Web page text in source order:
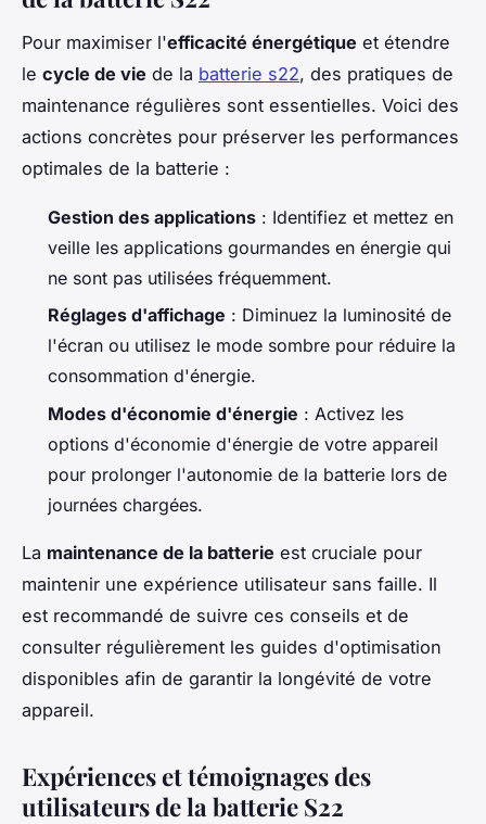
Pour maximiser l'efficacité énergétique et étendre
le cycle de vie de la batterie s22, des pratiques de
maintenance régulières sont essentielles. Voici des
actions concrètes pour préserver les performances
optimales de la batterie :
Gestion des applications : Identifiez et mettez en
veille les applications gourmandes en énergie qui
ne sont pas utilisées fréquemment.
Réglages d'affichage : Diminuez la luminosité de
l'écran ou utilisez le mode sombre pour réduire la
consommation d'énergie.
Modes d'économie d'énergie : Activez les
options d'économie d'énergie de votre appareil
pour prolonger l'autonomie de la batterie lors de
journées chargées.
La maintenance de la batterie est cruciale pour
maintenir une expérience utilisateur sans faille. Il
est recommandé de suivre ces conseils et de
consulter régulièrement les guides d'optimisation
disponibles afin de garantir la longévité de votre
appareil.
Expériences et témoignages des
utilisateurs de la batterie S22